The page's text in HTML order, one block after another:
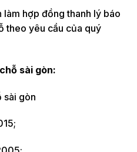
làm hợp đồng thanh lý báo
theo yêu cầu của quý
sài gòn:
sài gòn